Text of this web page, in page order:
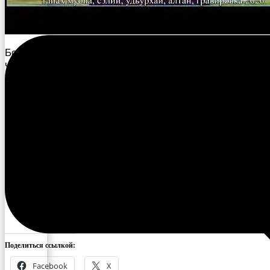
Бороҕоннооҕу Үһүс саас оскуола Кустук изостудия
чилиэннэрэ
Петровна Колодезникова
Поделиться ссылкой:
Facebook X